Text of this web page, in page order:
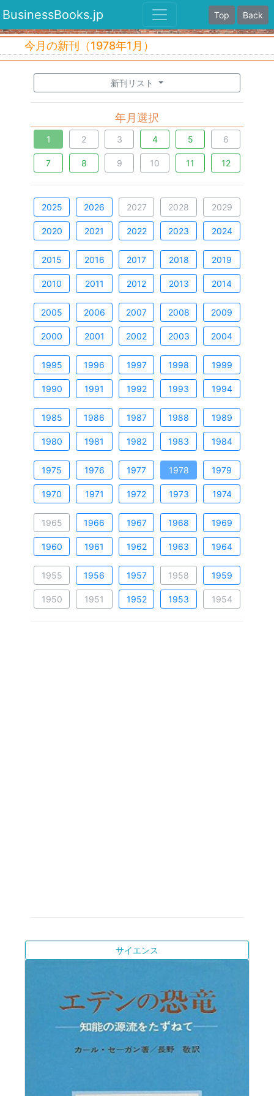
BusinessBooks.jp Top Back
今月の新刊（1978年1月）
新刊リスト
年月選択
1 2 3 4 5 6
7 8 9 10 11 12
2025 2026 2027 2028 2029
2020 2021 2022 2023 2024
2015 2016 2017 2018 2019
2010 2011 2012 2013 2014
2005 2006 2007 2008 2009
2000 2001 2002 2003 2004
1995 1996 1997 1998 1999
1990 1991 1992 1993 1994
1985 1986 1987 1988 1989
1980 1981 1982 1983 1984
1975 1976 1977 1978 1979
1970 1971 1972 1973 1974
1965 1966 1967 1968 1969
1960 1961 1962 1963 1964
1955 1956 1957 1958 1959
1950 1951 1952 1953 1954
サイエンス